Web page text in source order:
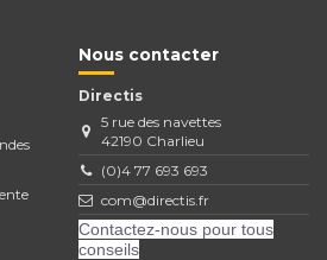
Nous contacter
Directis
5 rue des navettes
42190 Charlieu
(0)4 77 693 693
com@directis.fr
Contactez-nous pour tous
conseils